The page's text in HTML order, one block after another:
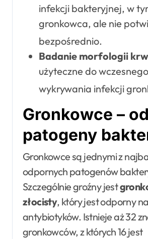
infekcji bakteryjnej, w
gronkowca, ale nie
bezpośrednio.
Badanie morfologii
użyteczne do wczesnego
wykrywania infekcji
Gronkowce –
patogeny
Gronkowce są jednymi z
odpornych patogenów
Szczególnie groźny jest
złocisty, który jest odporny
antybiotyków. Istnieje aż 32
gronkowców, z których 16 jest